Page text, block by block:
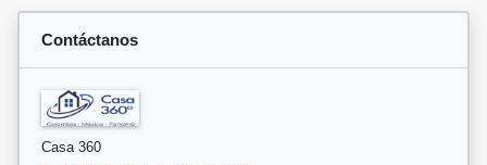
Contáctanos
Casa 360